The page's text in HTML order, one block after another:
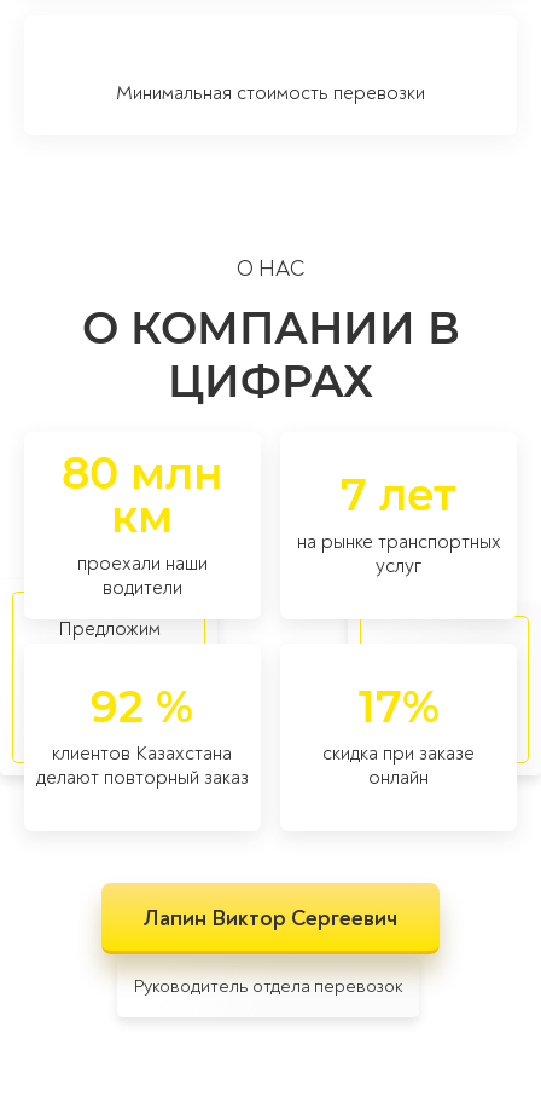
Минимальная стоимость перевозки
О НАС
О КОМПАНИИ В
ЦИФРАХ
80 млн
км
проехали наши
водители
7 лет
на рынке транспортных
услуг
92 %
клиентов Казахстана
делают повторный заказ
17%
скидка при заказе
онлайн
Лапин Виктор Сергеевич
Руководитель отдела перевозок
Предложим
любых типов
товаров
особых
категорий